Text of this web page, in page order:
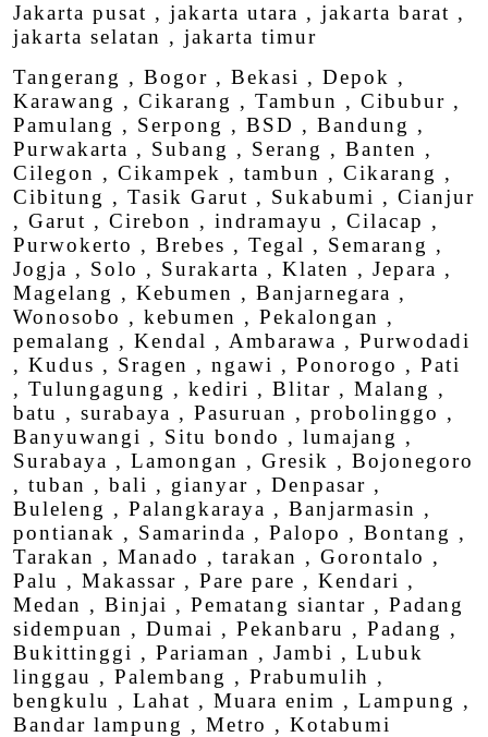
Jakarta pusat , jakarta utara , jakarta barat ,
jakarta selatan , jakarta timur
Tangerang , Bogor , Bekasi , Depok ,
Karawang , Cikarang , Tambun , Cibubur ,
Pamulang , Serpong , BSD , Bandung ,
Purwakarta , Subang , Serang , Banten ,
Cilegon , Cikampek , tambun , Cikarang ,
Cibitung , Tasik Garut , Sukabumi , Cianjur
, Garut , Cirebon , indramayu , Cilacap ,
Purwokerto , Brebes , Tegal , Semarang ,
Jogja , Solo , Surakarta , Klaten , Jepara ,
Magelang , Kebumen , Banjarnegara ,
Wonosobo , kebumen , Pekalongan ,
pemalang , Kendal , Ambarawa , Purwodadi
, Kudus , Sragen , ngawi , Ponorogo , Pati
, Tulungagung , kediri , Blitar , Malang ,
batu , surabaya , Pasuruan , probolinggo ,
Banyuwangi , Situ bondo , lumajang ,
Surabaya , Lamongan , Gresik , Bojonegoro
, tuban , bali , gianyar , Denpasar ,
Buleleng , Palangkaraya , Banjarmasin ,
pontianak , Samarinda , Palopo , Bontang ,
Tarakan , Manado , tarakan , Gorontalo ,
Palu , Makassar , Pare pare , Kendari ,
Medan , Binjai , Pematang siantar , Padang
sidempuan , Dumai , Pekanbaru , Padang ,
Bukittinggi , Pariaman , Jambi , Lubuk
linggau , Palembang , Prabumulih ,
bengkulu , Lahat , Muara enim , Lampung ,
Bandar lampung , Metro , Kotabumi